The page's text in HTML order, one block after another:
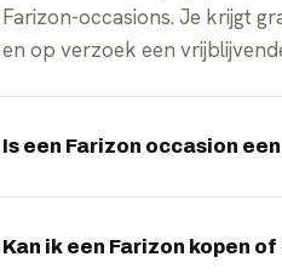
Farizon-occasions. Je krijgt
en op verzoek een
Is een Farizon occasion
Let op de batterijgezondheid
Kan ik een Farizon kopen